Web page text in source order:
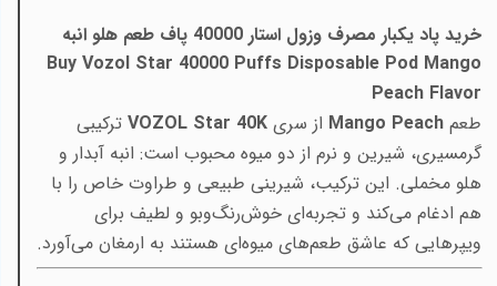
خرید پاد یکبار مصرف وزول استار 40000 پاف طعم
هلو انبه
Buy Vozol Star 40000 Puffs Disposable Pod Mango
Peach Flavor
طعم Mango Peach از سری VOZOL Star 40Kترکیبی
گرمسیری، شیرین و نرم از دو میوه محبوب است: انبه آبدار و
هلو مخملی. این ترکیب، شیرینی طبیعی و طراوت خاص را با
هم ادغام می‌کند و تجربه‌ای خوش‌رنگ‌وبو و لطیف برای
ویپرهایی که عاشق طعم‌های میوه‌ای هستند به ارمغان می‌آورد.